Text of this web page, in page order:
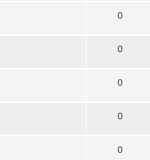
0
0
0
0
0